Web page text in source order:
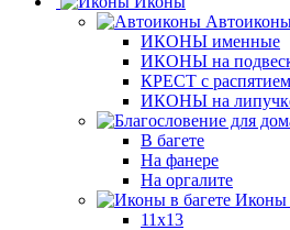
ИКОНЫ именные
ИКОНЫ на
КРЕСТ с распятием
ИКОНЫ на
В багете
На фанере
На оргалите
Иконы
11x13